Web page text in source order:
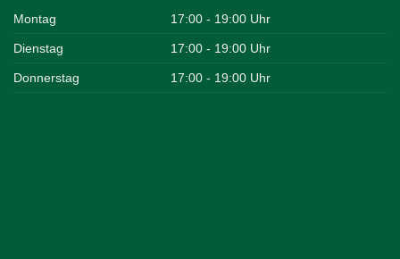
Montag 17:00 - 19:00 Uhr
Dienstag 17:00 - 19:00 Uhr
Donnerstag 17:00 - 19:00 Uhr